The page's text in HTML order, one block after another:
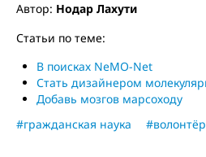
Автор: Нодар Лахути
Статьи по теме:
В поисках NeMO-Net
Стать дизайнером
Добавь мозгов марсоходу
#гражданская наука